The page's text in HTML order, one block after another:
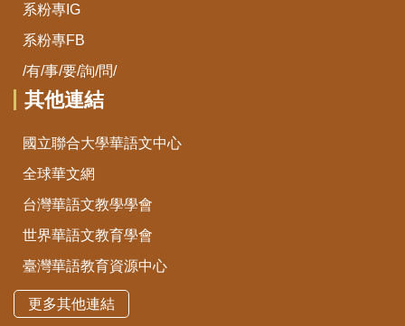
系粉專IG
系粉專FB
/有/事/要/詢/問/
其他連結
國立聯合大學華語文中心
全球華文網
台灣華語文教學學會
世界華語文教育學會
臺灣華語教育資源中心
更多其他連結